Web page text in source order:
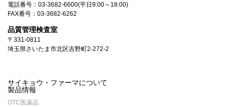
電話番号： 03-3682-6600(平日9:00～18:00)
FAX番号：03-3682-6262
品質管理検査室
〒331-0811
埼玉県さいたま市北区吉野町2-272-2
サイキョウ・ファーマについて
製品情報
OTC医薬品